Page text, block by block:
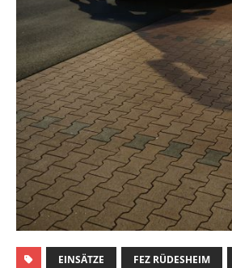
EINSÄTZE FEZ RÜDESHEIM